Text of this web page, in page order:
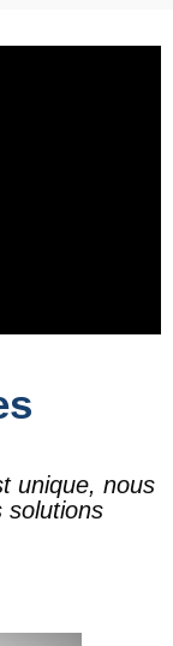
unique, nous
solutions